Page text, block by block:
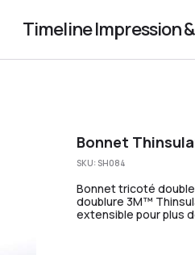
Timeline Impression
Bonnet
SKU: SH084
Bonnet tricoté
doublure 3M™
extensible pour plus